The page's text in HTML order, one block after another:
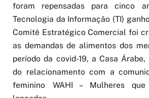
foram repensadas para cinco
Tecnologia da Informação (TI)
Comitê Estratégico Comercial foi
as demandas de alimentos dos
período da covid-19, a Casa
do relacionamento com a
feminino WAHI – Mulheres